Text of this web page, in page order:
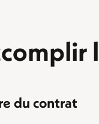
du contrat